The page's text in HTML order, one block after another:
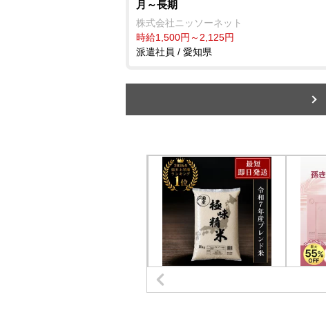
月～長期
株式会社ニッソーネット
時給1,500円～2,125円
派遣社員 / 愛知県